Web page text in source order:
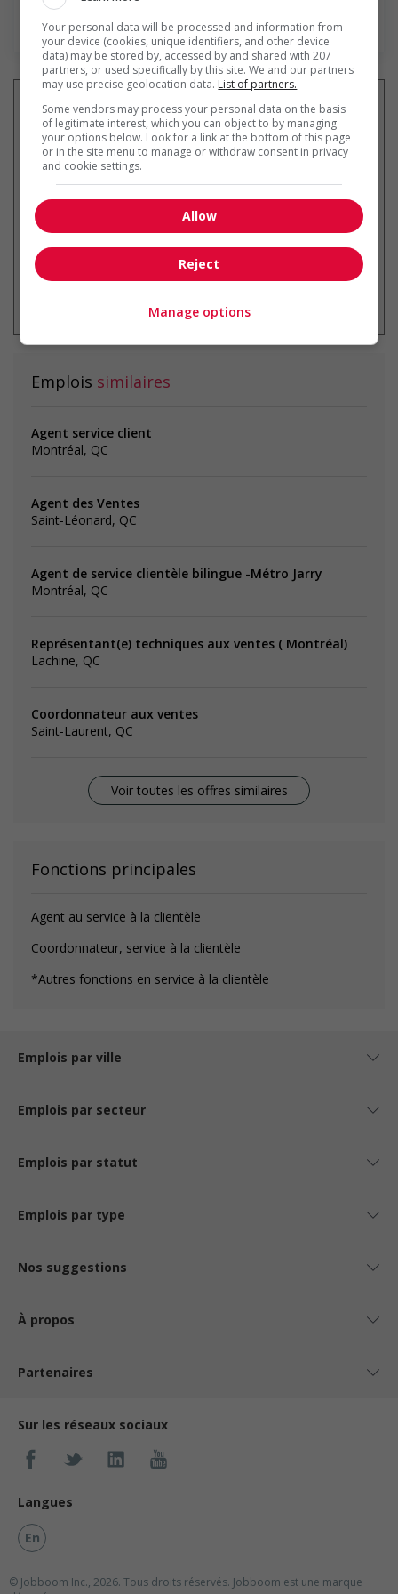
En savoir plus
Recevez lesemplois similaires
* Vous pouvez annuler cette alerte
Emplois similaires
Agent service client
Montréal, QC
Agent des Ventes
Saint-Léonard, QC
Agent de service clientèle bilingue -Métro Jarry
Montréal, QC
Représentant(e) techniques aux ventes ( Montréal)
Lachine, QC
Coordonnateur aux ventes
Saint-Laurent, QC
Voir toutes les offres similaires
Fonctions principales
Agent au service à la clientèle
Coordonnateur, service à la clientèle
*Autres fonctions en service à la clientèle
Emplois par ville
Emplois par secteur
Emplois par statut
Emplois par type
Nos suggestions
À propos
Partenaires
Sur les réseaux sociaux
Langues
En
© Jobboom Inc., 2026. Tous droits réservés. Jobboom est une marque
Your personal data will be processed and information from
your device (cookies, unique identifiers, and other device
data) may be stored by, accessed by and shared with 207
partners, or used specifically by this site. We and our partners
may use precise geolocation data. List of partners.
Some vendors may process your personal data on the basis
of legitimate interest, which you can object to by managing
your options below. Look for a link at the bottom of this page
or in the site menu to manage or withdraw consent in privacy
and cookie settings.
Allow
Reject
Manage options